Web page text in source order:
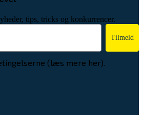
tips, tricks og konkurrencer.
Tilmeld
(læs mere her).